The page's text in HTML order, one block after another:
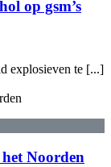
op gsm’s
explosieven te [...]
Noorden